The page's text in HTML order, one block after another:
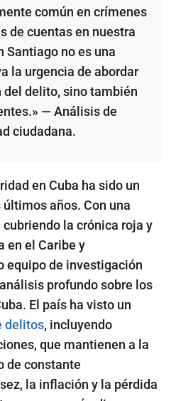
común en crímenes
de cuentas en nuestra
Santiago no es una
la urgencia de abordar
del delito, sino también
— Análisis de
ciudadana.
en Cuba ha sido un
años. Con una
la crónica roja y
en el Caribe y
equipo de investigación
profundo sobre los
El país ha visto un
delitos, incluyendo
que mantienen a la
de constante
la inflación y la pérdida